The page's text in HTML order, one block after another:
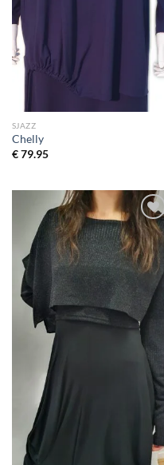
SJAZZ
Chelly
€79.95
Toevoegen
aan
wenslijst